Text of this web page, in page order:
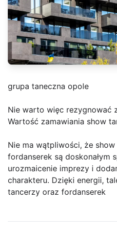
grupa taneczna opole
Nie warto więc rezygnować
Wartość zamawiania show
Nie ma wątpliwości, że
fordanserek są doskonałym
urozmaicenie imprezy i
charakteru. Dzięki energii,
tancerzy oraz fordanserek